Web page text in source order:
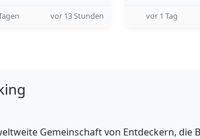
vor 13 Stunden vor 1 Tag
Gemeinschaft von Entdeckern, die